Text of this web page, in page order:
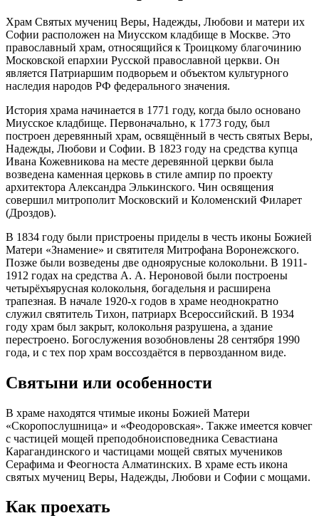
Храм Святых мучениц Веры, Надежды, Любови и матери их
Софии расположен на Миусском кладбище в Москве. Это
православный храм, относящийся к Троицкому благочинию
Московской епархии Русской православной церкви. Он
является Патриаршим подворьем и объектом культурного
наследия народов РФ федерального значения.
История храма начинается в 1771 году, когда было основано
Миусское кладбище. Первоначально, к 1773 году, был
построен деревянный храм, освящённый в честь святых Веры,
Надежды, Любови и Софии. В 1823 году на средства купца
Ивана Кожевникова на месте деревянной церкви была
возведена каменная церковь в стиле ампир по проекту
архитектора Александра Элькинского. Чин освящения
совершил митрополит Московский и Коломенский Филарет
(Дроздов).
В 1834 году были пристроены приделы в честь иконы Божией
Матери «Знамение» и святителя Митрофана Воронежского.
Позже были возведены две одноярусные колокольни. В 1911-
1912 годах на средства А. А. Нероновой были построены
четырёхъярусная колокольня, богадельня и расширена
трапезная. В начале 1920-х годов в храме неоднократно
служил святитель Тихон, патриарх Всероссийский. В 1934
году храм был закрыт, колокольня разрушена, а здание
перестроено. Богослужения возобновлены 28 сентября 1990
года, и с тех пор храм воссоздаётся в первозданном виде.
Святыни или особенности
В храме находятся чтимые иконы Божией Матери
«Скоропослушница» и «Феодоровская». Также имеется ковчег
с частицей мощей преподобноисповедника Севастиана
Карагандинского и частицами мощей святых мучеников
Серафима и Феогноста Алматинских. В храме есть икона
святых мучениц Веры, Надежды, Любови и Софии с мощами.
Как проехать